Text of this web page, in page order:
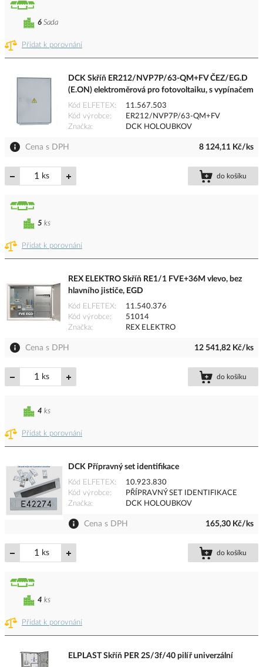
Přidat k porovnání
6 Sada
DCK Skříň ER212/NVP7P/63-QM+FV ČEZ/EG.D
(E.ON) elektroměrová pro fotovoltaiku, s vypínačem
Kód ELFETEX
11.567.503
Kód výrobce
ER212/NVP7P/63-QM+FV
Značka
DCK HOLOUBKOV
Cena s DPH 8 124,11 Kč/ks
ks do košíku
Přidat k porovnání
5 ks
REX ELEKTRO Skříň RE1/1 FVE+36M vlevo, bez
hlavního jističe, EGD
Kód ELFETEX
11.540.376
Kód výrobce
51014
Značka
REX ELEKTRO
Cena s DPH 12 541,82 Kč/ks
ks do košíku
Přidat k porovnání
4 ks
DCK Přípravný set identifikace
Kód ELFETEX
10.923.830
Kód výrobce
PŘÍPRAVNÝ SET IDENTIFIKACE
Značka
DCK HOLOUBKOV
Cena s DPH 165,30 Kč/ks
ks do košíku
Přidat k porovnání
4 ks
ELPLAST Skříň PER 2S/3f/40 pilíř univerzální